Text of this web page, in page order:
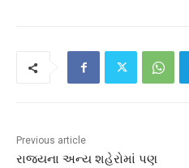
Previous article
રાજયના અન્ય શહેરોમાં પણ